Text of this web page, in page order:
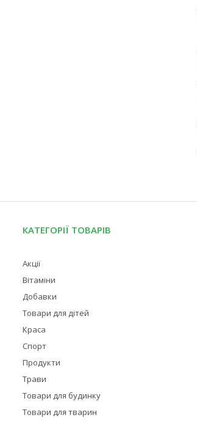
КАТЕГОРІЇ ТОВАРІВ
Акції
Вітаміни
Добавки
Товари для дітей
Краса
Спорт
Продукти
Трави
Товари для будинку
Товари для тварин